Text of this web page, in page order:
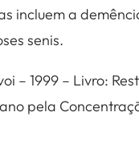
incluem a
senis.
– 1999 – Livro:
pela